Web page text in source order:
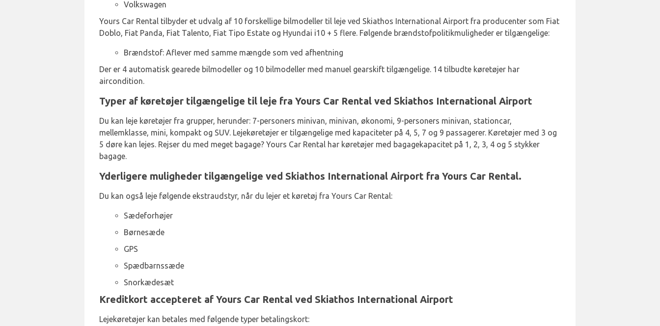
Volkswagen
Yours Car Rental tilbyder et udvalg af 10 forskellige bilmodeller til leje ved Skiathos International Airport fra producenter som Fiat
Doblo, Fiat Panda, Fiat Talento, Fiat Tipo Estate og Hyundai i10 + 5 flere. Følgende brændstofpolitikmuligheder er tilgængelige:
Brændstof: Aflever med samme mængde som ved afhentning
Der er 4 automatisk gearede bilmodeller og 10 bilmodeller med manuel gearskift tilgængelige. 14 tilbudte køretøjer har
aircondition.
Typer af køretøjer tilgængelige til leje fra Yours Car Rental ved Skiathos International Airport
Du kan leje køretøjer fra grupper, herunder: 7-personers minivan, minivan, økonomi, 9-personers minivan, stationcar,
mellemklasse, mini, kompakt og SUV. Lejekøretøjer er tilgængelige med kapaciteter på 4, 5, 7 og 9 passagerer. Køretøjer med 3 og
5 døre kan lejes. Rejser du med meget bagage? Yours Car Rental har køretøjer med bagagekapacitet på 1, 2, 3, 4 og 5 stykker
bagage.
Yderligere muligheder tilgængelige ved Skiathos International Airport fra Yours Car Rental.
Du kan også leje følgende ekstraudstyr, når du lejer et køretøj fra Yours Car Rental:
Sædeforhøjer
Børnesæde
GPS
Spædbarnssæde
Snorkædesæt
Kreditkort accepteret af Yours Car Rental ved Skiathos International Airport
Lejekøretøjer kan betales med følgende typer betalingskort: